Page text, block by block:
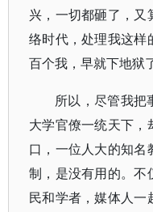
兴，一切都砸了，又
络时代，处理我这样
百个我，早就下地狱了
所以，尽管我把
大学官僚一统天下，
口，一位人大的知
制，是没有用的。不
民和学者，媒体人一